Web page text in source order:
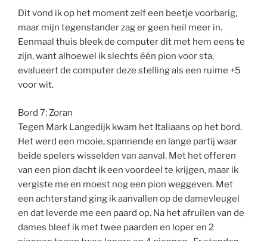
Dit vond ik op het moment zelf een beetje voorbarig,
maar mijn tegenstander zag er geen heil meer in.
Eenmaal thuis bleek de computer dit met hem eens te
zijn, want alhoewel ik slechts één pion voor sta,
evalueert de computer deze stelling als een ruime +5
voor wit.
Bord 7: Zoran
Tegen Mark Langedijk kwam het Italiaans op het bord.
Het werd een mooie, spannende en lange partij waar
beide spelers wisselden van aanval. Met het offeren
van een pion dacht ik een voordeel te krijgen, maar ik
vergiste me en moest nog een pion weggeven. Met
een achterstand ging ik aanvallen op de damevleugel
en dat leverde me een paard op. Na het afruilen van de
dames bleef ik met twee paarden en loper en 2